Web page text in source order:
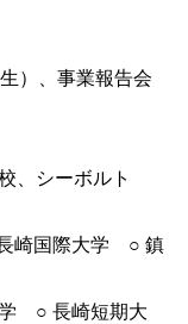
）、事業報告会
、シーボルト
崎国際大学 ○ 鎮
○ 長崎短期大